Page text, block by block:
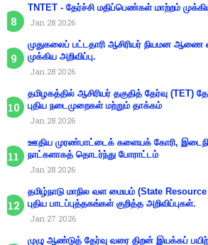
TNTET - தேர்ச்சி மதிப்பெண்கள் மாற்றம் முக்கிய
Jan 28 2026
முதுகலைப் பட்டதாரி ஆசிரியர் நியமன ஆணை
முக்கிய அறிவிப்பு.
Jan 28 2026
தமிழகத்தில் ஆசிரியர் தகுதித் தேர்வு (TET)
புதிய நடைமுறைகள் மற்றும் தாக்கம்
Jan 28 2026
ஊதிய முரண்பாட்டைக் களையக் கோரி,
நாட்களாகத் தொடர்ந்து போராட்டம்
Jan 28 2026
தமிழ்நாடு மாநில வள மையம் (State Resource
புதிய பாடப்புத்தகங்கள் குறித்த அறிவிப்புகள்.
Jan 27 2026
முழு ஆண்டுத் தேர்வு வரை திறன் இயக்கப்